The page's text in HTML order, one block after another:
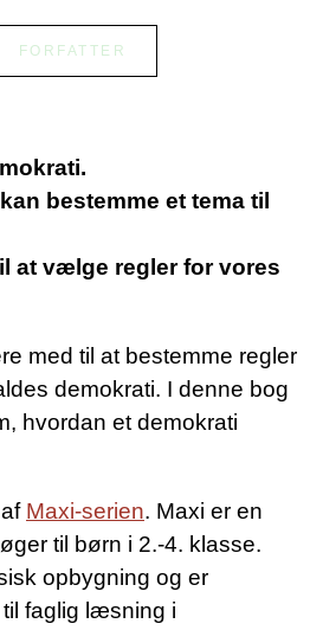
FORFATTER
bestemme et tema til
at vælge regler for vores
med til at bestemme regler
demokrati. I denne bog
hvordan et demokrati
Maxi-serien. Maxi er en
til børn i 2.-4. klasse.
opbygning og er
faglig læsning i